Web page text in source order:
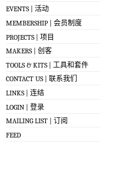
EVENTS | 活动
MEMBERSHIP | 会员制度
PROJECTS | 项目
MAKERS | 创客
TOOLS & KITS | 工具和套件
CONTACT US | 联系我们
LINKS | 连结
LOGIN | 登录
MAILING LIST | 订阅
FEED